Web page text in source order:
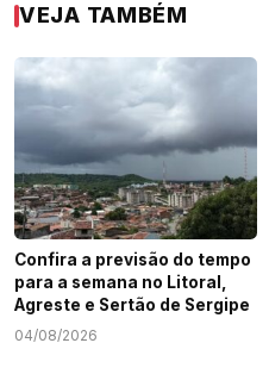
VEJA TAMBÉM
Confira a previsão do tempo
para a semana no Litoral,
Agreste e Sertão de Sergipe
04/08/2026